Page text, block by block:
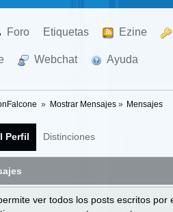
Foro Etiquetas Ezine
Webchat Ayuda
» Mostrar Mensajes» Mensajes
Perfil Distinciones
ver todos los posts escritos